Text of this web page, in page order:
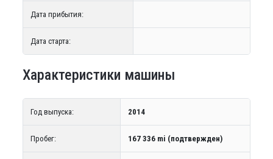
Дата прибытия:
Дата старта:
Характеристики машины
Год выпуска: 2014
Пробег: 167 336 mi (подтвержден)